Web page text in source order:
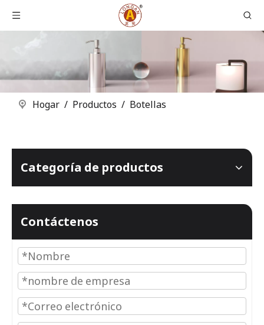
Hogar / Productos / Botellas
Categoría de productos
Contáctenos